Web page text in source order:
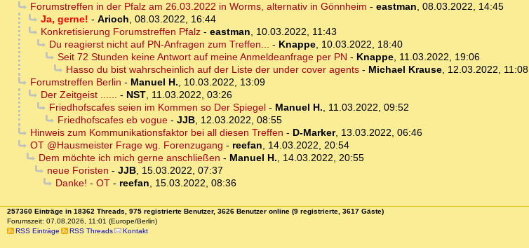
Forumstreffen in der Pfalz am 26.03.2022 in Worms, alternativ in Gönnheim - eastman, 08.03.2022, 14:45
Ja, gerne! - Arioch, 08.03.2022, 16:44
Konkretisierung Forumstreffen Pfalz- eastman, 10.03.2022, 11:43
Du reagierst nicht auf PN-Anfragen zum Treffen... - Knappe, 10.03.2022, 18:40
Seit 72 Stunden keine Antwort auf meine Anmeldeanfrage per PN - Knappe, 11.03.2022, 19:06
Hasso du bist wahrscheinlich auf der Liste der under cover agents- Michael Krause, 12.03.2022, 11:08
Forumstreffen Berlin - Manuel H., 10.03.2022, 13:09
Der Zeitgeist ...... - NST, 11.03.2022, 03:26
Friedhofscafes seien im Kommen so Der Spiegel- Manuel H., 11.03.2022, 09:52
Friedhofscafes eb vogue- JJB, 12.03.2022, 08:55
Hinweis zum Kommunikationsfaktor bei all diesen Treffen - D-Marker, 13.03.2022, 06:46
OT @Hausmeister Frage wg. Forenzugang - reefan, 14.03.2022, 20:54
Dem möchte ich mich gerne anschließen - Manuel H., 14.03.2022, 20:55
neue Foristen - JJB, 15.03.2022, 07:37
Danke! - OT- reefan, 15.03.2022, 08:36
257360 Einträge in 18362 Threads, 975 registrierte Benutzer, 3626 Benutzer online (9 registrierte, 3617 Gäste)
Forumszeit: 07.08.2026, 11:01 (Europe/Berlin)
RSS Einträge
RSS Threads Kontakt